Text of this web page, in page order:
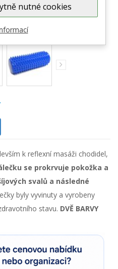
větší
k reflexní masáži chodidel,
se prokrvuje pokožka a
svalů a následné
byly vyvinuty a vyrobeny
stavu. DVĚ BARVY
nutné cookies